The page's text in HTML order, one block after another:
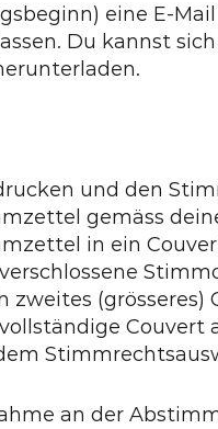
eine E-
Du kannst
und den
gemäss
in ein
zweites (grösseres)
Couvert
an der